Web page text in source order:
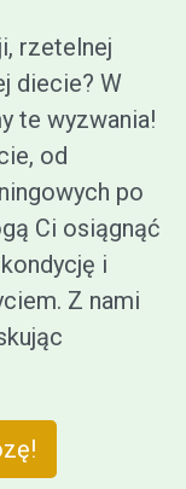
rzetelnej
diecie? W
te wyzwania!
od
po
Ci osiągnąć
i
Z nami